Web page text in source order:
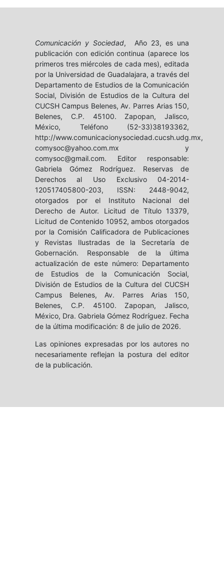
Comunicación y Sociedad, Año 23, es una
publicación con edición continua (aparece los
primeros tres miércoles de cada mes), editada
por la Universidad de Guadalajara, a través del
Departamento de Estudios de la Comunicación
Social, División de Estudios de la Cultura del
CUCSH Campus Belenes, Av. Parres Arias 150,
Belenes, C.P. 45100. Zapopan, Jalisco,
México, Teléfono (52-33)38193362,
http://www.comunicacionysociedad.cucsh.udg.mx,
comysoc@yahoo.com.mx y
comysoc@gmail.com. Editor responsable:
Gabriela Gómez Rodríguez. Reservas de
Derechos al Uso Exclusivo 04-2014-
120517405800-203, ISSN: 2448-9042,
otorgados por el Instituto Nacional del
Derecho de Autor. Licitud de Título 13379,
Licitud de Contenido 10952, ambos otorgados
por la Comisión Calificadora de Publicaciones
y Revistas Ilustradas de la Secretaría de
Gobernación. Responsable de la última
actualización de este número: Departamento
de Estudios de la Comunicación Social,
División de Estudios de la Cultura del CUCSH
Campus Belenes, Av. Parres Arias 150,
Belenes, C.P. 45100. Zapopan, Jalisco,
México, Dra. Gabriela Gómez Rodríguez. Fecha
de la última modificación: 8 de julio de 2026.
Las opiniones expresadas por los autores no
necesariamente reflejan la postura del editor
de la publicación.